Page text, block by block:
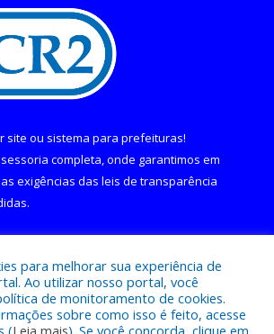
site ou sistema para prefeituras!
completa, onde garantimos em
exigências das leis de transparência
para melhorar sua experiência de
Ao utilizar nosso portal, você
de monitoramento de cookies.
sobre como isso é feito, acesse
(Leia mais). Se você concorda, clique em